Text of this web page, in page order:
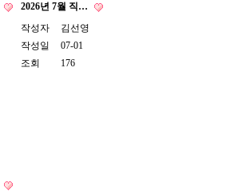
2026년 7월 직…
작성자
김선영
작성일
07-01
조회
176